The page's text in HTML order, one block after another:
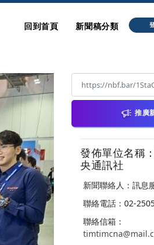
回到首頁 新聞稿分類
推廣
發佈單位名稱
央通訊社
新聞聯絡人：訊息
聯絡電話：02-
聯絡信箱：